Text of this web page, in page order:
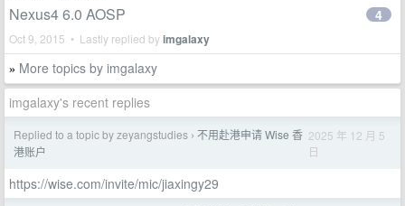
Nexus4 6.0 AOSP
Oct 9, 2015 • Lastly replied byimgalaxy
4
» More topics by imgalaxy
imgalaxy's recent replies
Replied to a topic by zeyangstudies › 不用赴港申请 Wise 香
港账户
2025 年 12 月 5
日
https://wise.com/invite/mic/jiaxingy29